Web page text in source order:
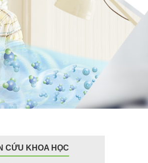
CỨU KHOA HỌC